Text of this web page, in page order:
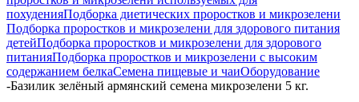
похуденияПодборка диетических проростков и микрозелени
Подборка проростков и микрозелени для здорового питания
детейПодборка проростков и микрозелени для здорового
питанияПодборка проростков и микрозелени с высоким
содержанием белкаСемена пищевые и чаиОборудование
-Базилик зелёный армянский семена микрозелени 5 кг.